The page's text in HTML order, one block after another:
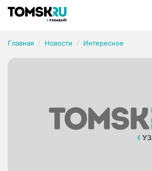
Главная Новости Интересное